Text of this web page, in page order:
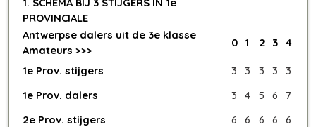
PROVINCIALE
Antwerpse dalers uit de 3e klasse
Amateurs >>>
0 1 2 3 4
1e Prov. stijgers 3 3 3 3
3
1e Prov. dalers
3 4 5 6
7
2e Prov. stijgers
6 6 6 6
6